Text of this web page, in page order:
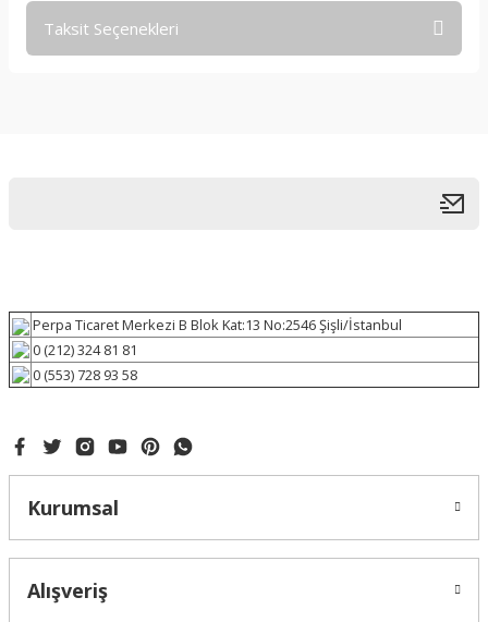
Taksit Seçenekleri
Perpa Ticaret Merkezi B Blok Kat:13 No:2546 Şişli/İstanbul
0 (212) 324 81 81
0 (553) 728 93 58
Kurumsal
Alışveriş